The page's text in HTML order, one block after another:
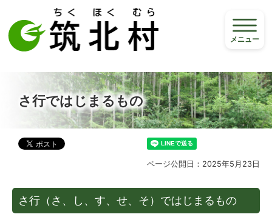
メニュー
さ行ではじまるもの
ページ公開日：2025年5月23日
さ行（さ、し、す、せ、そ）ではじまるもの